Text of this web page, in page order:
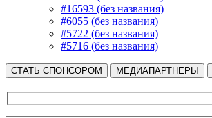
#16593 (без названия)
#6055 (без названия)
#5722 (без названия)
#5716 (без названия)
СТАТЬ СПОНСОРОМ МЕДИАПАРТНЕРЫ